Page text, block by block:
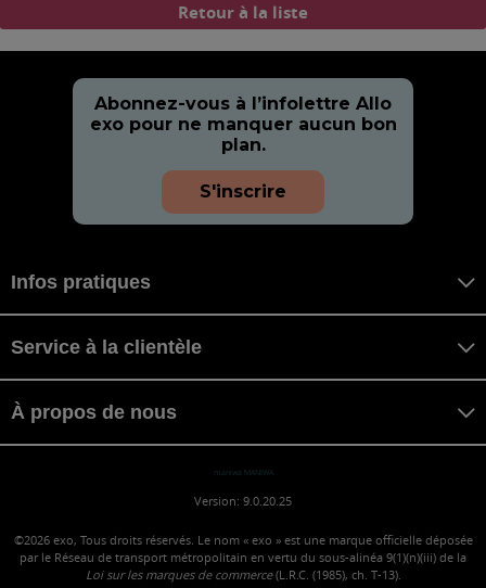
Retour à la liste
Abonnez-vous à l’infolettre Allo
exo pour ne manquer aucun bon
plan.
S'inscrire
Infos pratiques
Service à la clientèle
À propos de nous
maniwa MANIWA
Version: 9.0.20.25
©2026 exo, Tous droits réservés. Le nom « exo » est une marque officielle déposée
par le Réseau de transport métropolitain en vertu du sous-alinéa 9(1)(n)(iii) de la
Loi sur les marques de commerce(L.R.C. (1985), ch. T-13).